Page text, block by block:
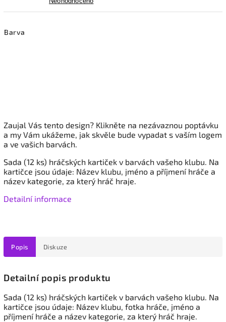
Barva
Zaujal Vás tento design? Klikněte na nezávaznou poptávku
a my Vám ukážeme, jak skvěle bude vypadat s vaším logem
a ve vašich barvách.
Sada (12 ks) hráčských kartiček v barvách vašeho klubu. Na
kartičce jsou údaje: Název klubu, jméno a příjmení hráče a
název kategorie, za který hráč hraje.
Detailní informace
Popis Diskuze
Detailní popis produktu
Sada (12 ks) hráčských kartiček v barvách vašeho klubu. Na
kartičce jsou údaje: Název klubu, fotka hráče, jméno a
příjmení hráče a název kategorie, za který hráč hraje.